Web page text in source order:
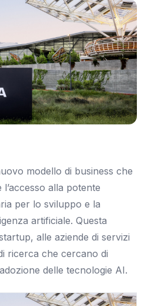
modello di business che
alla potente
per lo sviluppo e la
artificiale. Questa
alle aziende di servizi
ricerca che cercano di
delle tecnologie AI.